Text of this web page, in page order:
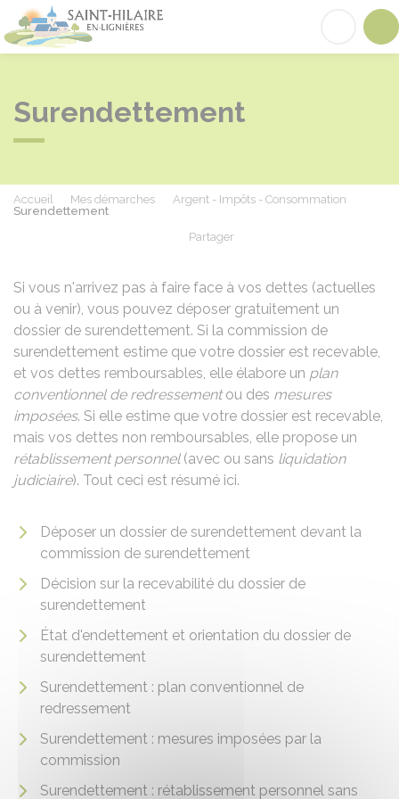
Saint-Hilaire-en-Lignières
Surendettement
Accueil Mes démarches
Argent - Impôts - Consommation
Surendettement
Partager
Si vous n'arrivez pas à faire face à vos dettes (actuelles
ou à venir), vous pouvez déposer gratuitement un
dossier de surendettement. Si la commission de
surendettement estime que votre dossier est recevable,
et vos dettes remboursables, elle élabore un plan
conventionnel de redressementou des mesures
imposées. Si elle estime que votre dossier est recevable,
mais vos dettes non remboursables, elle propose un
rétablissement personnel(avec ou sans liquidation
judiciaire). Tout ceci est résumé ici.
Déposer un dossier de surendettement devant la
commission de surendettement
Décision sur la recevabilité du dossier de
surendettement
État d'endettement et orientation du dossier de
surendettement
Surendettement : plan conventionnel de
redressement
Surendettement : mesures imposées par la
commission
Surendettement : rétablissement personnel sans